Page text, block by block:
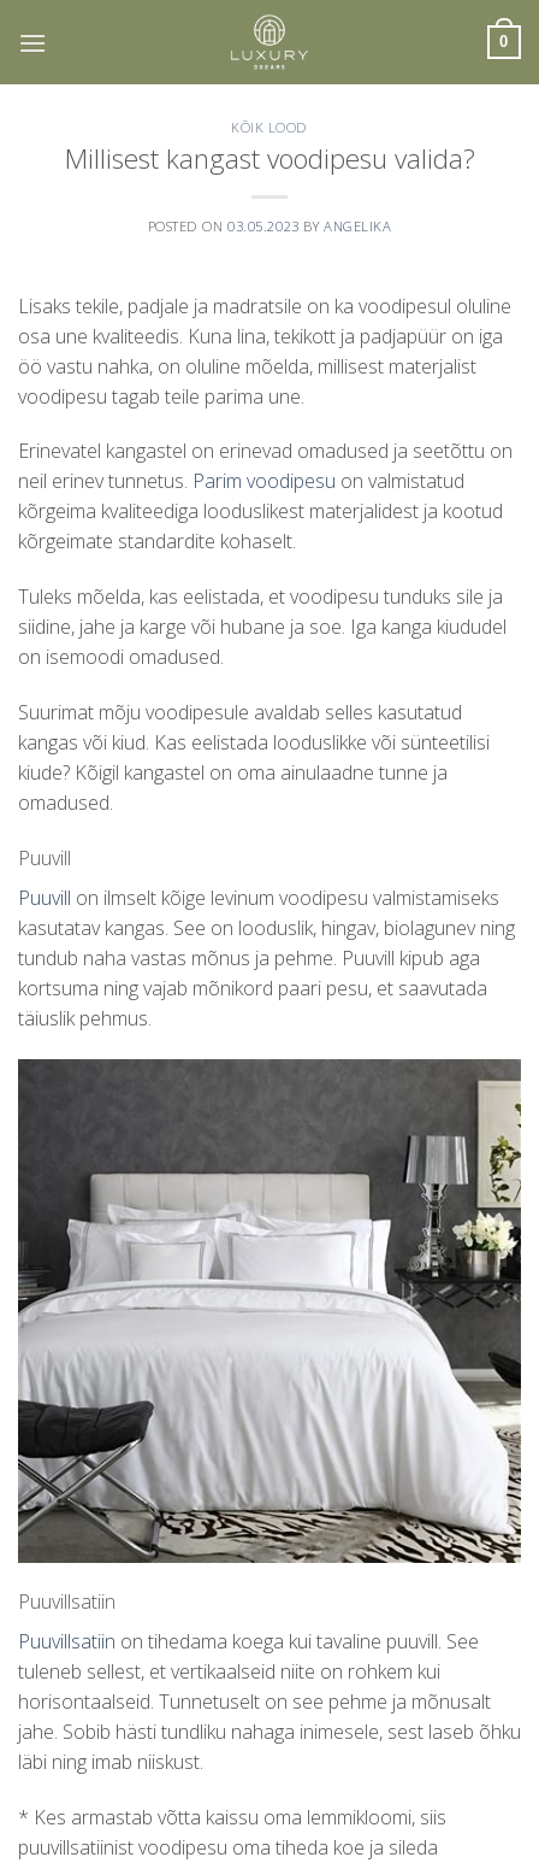
0
KÕIK LOOD
Millisest kangast voodipesu valida?
POSTED ON03.05.2023 BY ANGELIKA
Lisaks tekile, padjale ja madratsile on ka voodipesul oluline
osa une kvaliteedis. Kuna lina, tekikott ja padjapüür on iga
öö vastu nahka, on oluline mõelda, millisest materjalist
voodipesu tagab teile parima une.
Erinevatel kangastel on erinevad omadused ja seetõttu on
neil erinev tunnetus. Parim voodipesu on valmistatud
kõrgeima kvaliteediga looduslikest materjalidest ja kootud
kõrgeimate standardite kohaselt.
Tuleks mõelda, kas eelistada, et voodipesu tunduks sile ja
siidine, jahe ja karge või hubane ja soe. Iga kanga kiududel
on isemoodi omadused.
Suurimat mõju voodipesule avaldab selles kasutatud
kangas või kiud. Kas eelistada looduslikke või sünteetilisi
kiude? Kõigil kangastel on oma ainulaadne tunne ja
omadused.
Puuvill
Puuvill on ilmselt kõige levinum voodipesu valmistamiseks
kasutatav kangas. See on looduslik, hingav, biolagunev ning
tundub naha vastas mõnus ja pehme. Puuvill kipub aga
kortsuma ning vajab mõnikord paari pesu, et saavutada
täiuslik pehmus.
Puuvillsatiin
Puuvillsatiin on tihedama koega kui tavaline puuvill. See
tuleneb sellest, et vertikaalseid niite on rohkem kui
horisontaalseid. Tunnetuselt on see pehme ja mõnusalt
jahe. Sobib hästi tundliku nahaga inimesele, sest laseb õhku
läbi ning imab niiskust.
* Kes armastab võtta kaissu oma lemmikloomi, siis
puuvillsatiinist voodipesu oma tiheda koe ja sileda